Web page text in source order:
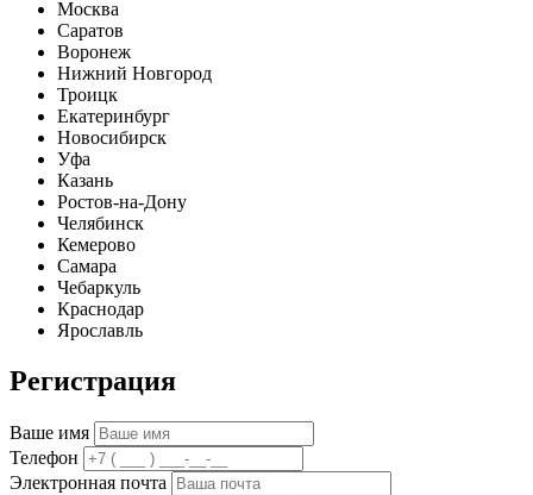
Москва
Саратов
Воронеж
Нижний Новгород
Троицк
Екатеринбург
Новосибирск
Уфа
Казань
Ростов-на-Дону
Челябинск
Кемерово
Самара
Чебаркуль
Краснодар
Ярославль
Регистрация
Ваше имя
Телефон
Электронная почта